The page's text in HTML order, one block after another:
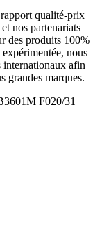
qualité-prix
nos partenariats
des produits 100%
nous
internationaux afin
grandes marques.
F020/31